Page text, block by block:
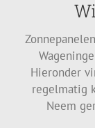
Hieronder
regelmatig
Neem